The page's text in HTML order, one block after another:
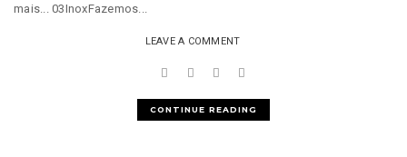
mais... 03InoxFazemos...
LEAVE A COMMENT
CONTINUE READING